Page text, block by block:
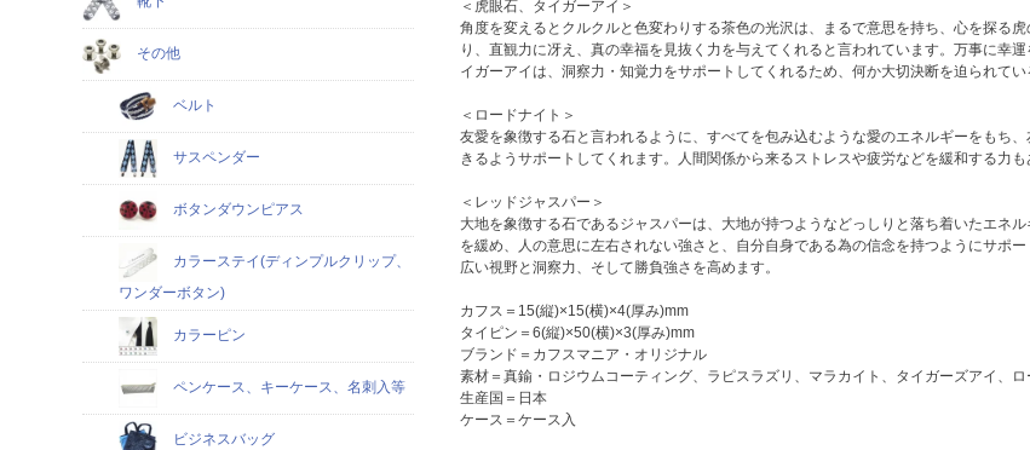
＜虎眼石、タイガーアイ＞
角度を変えるとクルクルと色変わりする茶色の光沢は、まるで意思を持ち、心を探る
り、直観力に冴え、真の幸福を見抜く力を与えてくれると言われています。万事に幸
イガーアイは、洞察力・知覚力をサポートしてくれるため、何か大切決断を迫られて
＜ロードナイト＞
友愛を象徴する石と言われるように、すべてを包み込むような愛のエネルギーをもち
きるようサポートしてくれます。人間関係から来るストレスや疲労などを緩和する力
＜レッドジャスパー＞
大地を象徴する石であるジャスパーは、大地が持つようなどっしりと落ち着いたエネ
を緩め、人の意思に左右されない強さと、自分自身である為の信念を持つようにサポ
広い視野と洞察力、そして勝負強さを高めます。
カフス＝15(縦)×15(横)×4(厚み)mm
タイピン＝6(縦)×50(横)×3(厚み)mm
ブランド＝カフスマニア・オリジナル
素材＝真鍮・ロジウムコーティング、ラピスラズリ、マラカイト、タイガーズアイ、
生産国＝日本
ケース＝ケース入
その他
ベルト
サスペンダー
ボタンダウンピアス
カラーステイ(ディンプルクリップ、
ワンダーボタン)
カラーピン
ペンケース、キーケース、名刺入等
ビジネスバッグ